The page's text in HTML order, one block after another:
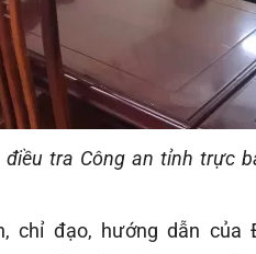
điều tra Công an tỉnh trực
chỉ đạo, hướng dẫn của